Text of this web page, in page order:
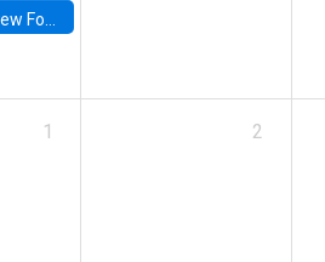
University
1 2